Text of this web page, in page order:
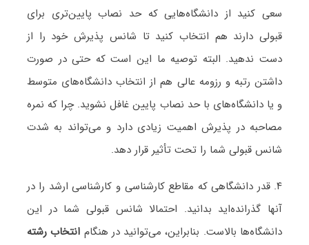
سعی کنید از دانشگاه‌هایی که حد نصاب پایین‌تری برای
قبولی دارند هم انتخاب کنید تا شانس پذیرش خود را از
دست ندهید. البته توصیه ما این است که حتی در صورت
داشتن رتبه و رزومه عالی هم از انتخاب دانشگاه‌های متوسط
و یا دانشگاه‌های با حد نصاب پایین غافل نشوید. چرا که نمره
مصاحبه در پذیرش اهمیت زیادی دارد و می‌تواند به شدت
شانس قبولی شما را تحت تأثیر قرار دهد.
۴. قدر دانشگاهی که مقاطع کارشناسی و کارشناسی ارشد را در
آنها گذرانده‌اید بدانید. احتمالا شانس قبولی شما در این
دانشگاه‌ها بالاست. بنابراین، می‌توانید در هنگام انتخاب رشته